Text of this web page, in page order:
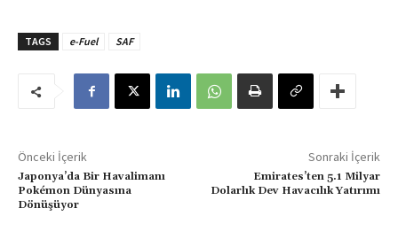
TAGS e-Fuel SAF
Önceki İçerik
Japonya’da Bir Havalimanı
Pokémon Dünyasına
Dönüşüyor
Sonraki İçerik
Emirates’ten 5.1 Milyar
Dolarlık Dev Havacılık Yatırımı